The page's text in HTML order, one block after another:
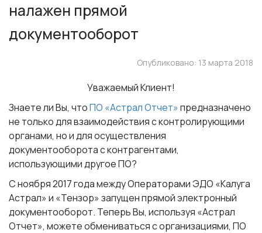
налажен прямой
документооборот
Опубликовано: 13 марта 2018
Уважаемый Клиент!
Знаете ли Вы, чтоПО «Астрал Отчет» предназначено
не только для взаимодействия с контролирующими
органами, но и для осуществления
документооборота с контрагентами,
использующими другое ПО?
С ноября 2017 года между Операторами ЭДО «Калуга
Астрал» и «Тензор» запущенпрямой электронный
документооборот. Теперь Вы, используя «Астрал
Отчет», можете обмениваться с организациями, ПО